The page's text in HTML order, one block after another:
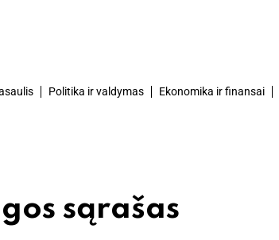
Politika ir valdymas Ekonomika ir finansai
sąrašas